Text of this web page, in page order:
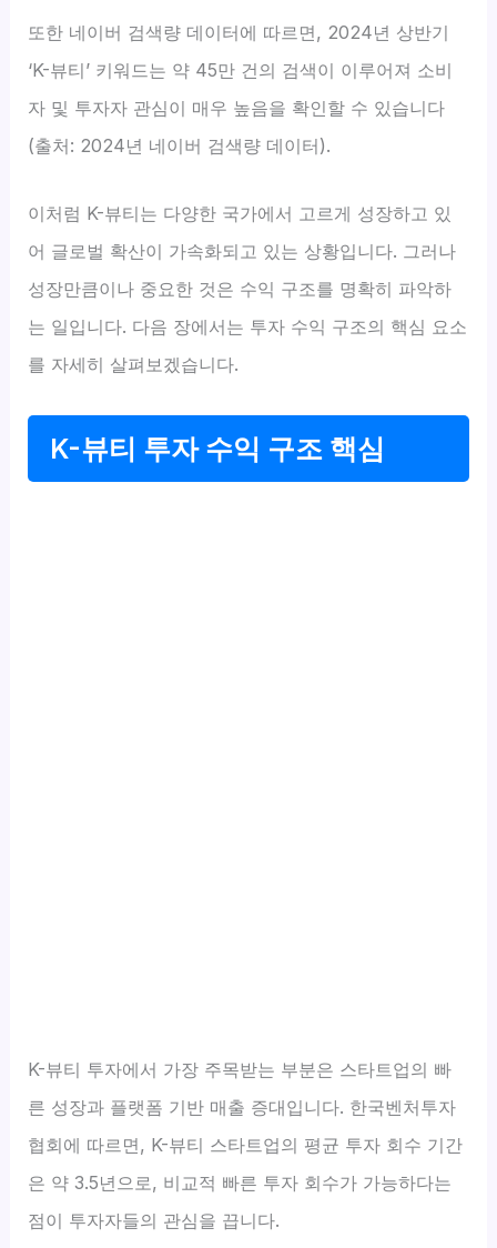
또한 네이버 검색량 데이터에 따르면, 2024년 상반기
‘K-뷰티’ 키워드는 약 45만 건의 검색이 이루어져 소비
자 및 투자자 관심이 매우 높음을 확인할 수 있습니다
(출처: 2024년 네이버 검색량 데이터).
이처럼 K-뷰티는 다양한 국가에서 고르게 성장하고 있
어 글로벌 확산이 가속화되고 있는 상황입니다. 그러나
성장만큼이나 중요한 것은 수익 구조를 명확히 파악하
는 일입니다. 다음 장에서는 투자 수익 구조의 핵심 요소
를 자세히 살펴보겠습니다.
K-뷰티 투자 수익 구조 핵심
K-뷰티 투자에서 가장 주목받는 부분은 스타트업의 빠
른 성장과 플랫폼 기반 매출 증대입니다. 한국벤처투자
협회에 따르면, K-뷰티 스타트업의 평균 투자 회수 기간
은 약 3.5년으로, 비교적 빠른 투자 회수가 가능하다는
점이 투자자들의 관심을 끕니다.